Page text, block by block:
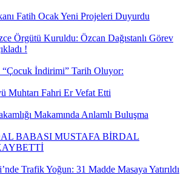
Fatih Ocak Yeni Projeleri Duyurdu
Örgütü Kuruldu: Özcan Dağıstanlı Görev
!
“Çocuk İndirimi” Tarih Oluyor:
Muhtarı Fahri Er Vefat Etti
Makamında Anlamlı Buluşma
BABASI MUSTAFA BİRDAL
Trafik Yoğun: 31 Madde Masaya Yatırıldı